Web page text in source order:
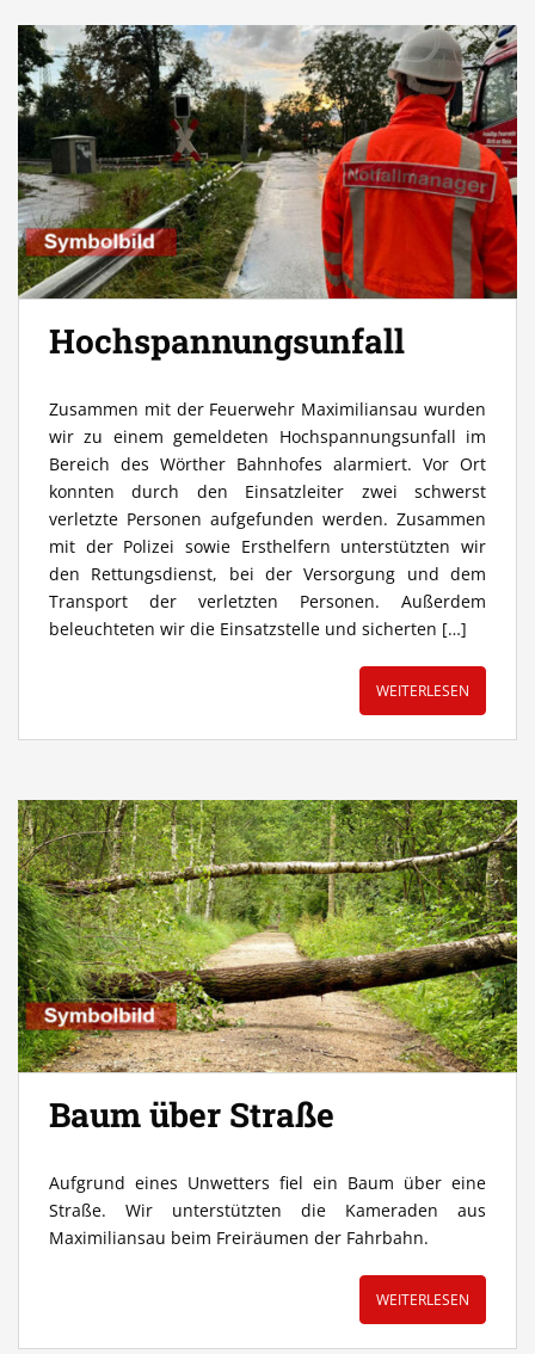
Hochspannungsunfall
Zusammen mit der Feuerwehr Maximiliansau wurden
wir zu einem gemeldeten Hochspannungsunfall im
Bereich des Wörther Bahnhofes alarmiert. Vor Ort
konnten durch den Einsatzleiter zwei schwerst
verletzte Personen aufgefunden werden. Zusammen
mit der Polizei sowie Ersthelfern unterstützten wir
den Rettungsdienst, bei der Versorgung und dem
Transport der verletzten Personen. Außerdem
beleuchteten wir die Einsatzstelle und sicherten […]
WEITERLESEN
Baum über Straße
Aufgrund eines Unwetters fiel ein Baum über eine
Straße. Wir unterstützten die Kameraden aus
Maximiliansau beim Freiräumen der Fahrbahn.
WEITERLESEN